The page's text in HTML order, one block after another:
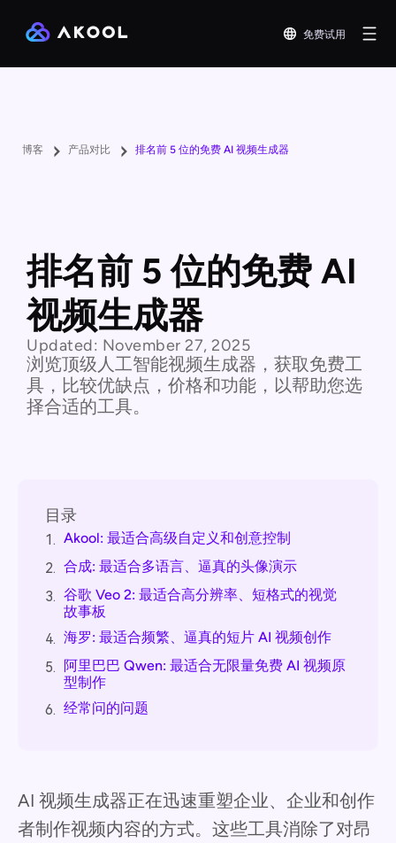
免费试用
博客 产品对比 排名前 5 位的免费 AI 视频生成器
排名前 5 位的免费 AI
视频生成器
Updated: November 27, 2025
浏览顶级人工智能视频生成器，获取免费工
具，比较优缺点，价格和功能，以帮助您选
择合适的工具。
目录
1. Akool: 最适合高级自定义和创意控制
2. 合成: 最适合多语言、逼真的头像演示
3. 谷歌 Veo 2: 最适合高分辨率、短格式的视觉
故事板
4. 海罗: 最适合频繁、逼真的短片 AI 视频创作
5. 阿里巴巴 Qwen: 最适合无限量免费 AI 视频原
型制作
6. 经常问的问题
AI 视频生成器正在迅速重塑企业、企业和创作
者制作视频内容的方式。这些工具消除了对昂